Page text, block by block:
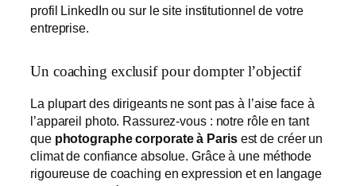
profil LinkedIn ou sur le site institutionnel de votre
entreprise.
Un coaching exclusif pour dompter l’objectif
La plupart des dirigeants ne sont pas à l’aise face à
l’appareil photo. Rassurez-vous : notre rôle en tant
que photographe corporate à Parisest de créer un
climat de confiance absolue. Grâce à une méthode
rigoureuse de coaching en expression et en langage